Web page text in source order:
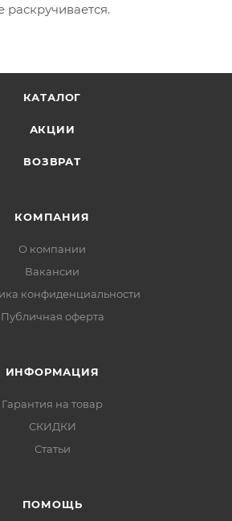
раскручивается.
КАТАЛОГ
АКЦИИ
ВОЗВРАТ
КОМПАНИЯ
О компании
Вакансии
конфиденциальности
Публичная оферта
ИНФОРМАЦИЯ
Гарантия на товар
СКИДКИ
Статьи
ПОМОЩЬ